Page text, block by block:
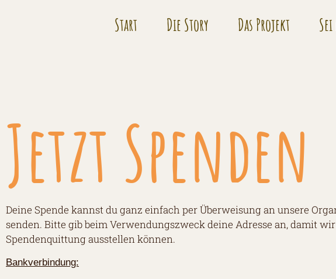
Start Die Story Das Projekt
Jetzt Spenden
Deine Spende kannst du ganz einfach per Überweisung an unsere
senden. Bitte gib beim Verwendungszweck deine Adresse an, damit
Spendenquittung ausstellen können.
Bankverbindung: